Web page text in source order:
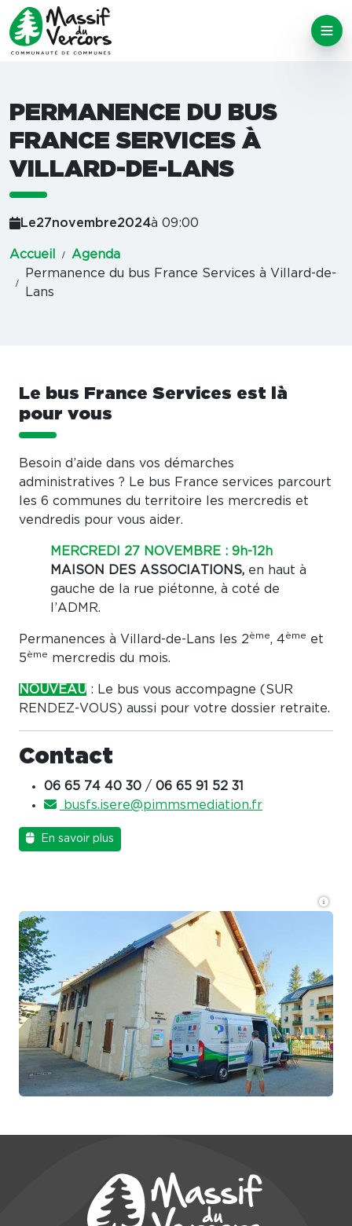
PERMANENCE DU BUS
FRANCE SERVICES À
VILLARD-DE-LANS
Le27novembre2024à 09:00
Accueil
Agenda
Permanence du bus France Services à Villard-de-
Lans
Le bus France Services est là
pour vous
Besoin d’aide dans vos démarches
administratives ? Le bus France services parcourt
les 6 communes du territoire les mercredis et
vendredis pour vous aider.
MERCREDI 27 NOVEMBRE : 9h-12h
MAISON DES ASSOCIATIONS, en haut à
gauche de la rue piétonne, à coté de
l’ADMR.
Permanences à Villard-de-Lans les 2ème, 4ème et
5ème mercredis du mois.
NOUVEAU : Le bus vous accompagne (SUR
RENDEZ-VOUS) aussi pour votre dossier retraite.
Contact
06 65 74 40 30 / 06 65 91 52 31
busfs.isere@pimmsmediation.fr
En savoir plus